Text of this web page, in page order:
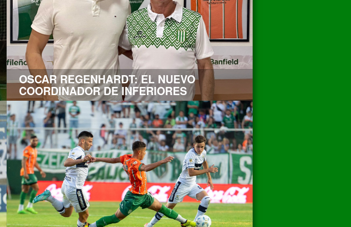
OSCAR REGENHARDT: EL NUEVO
COORDINADOR DE INFERIORES